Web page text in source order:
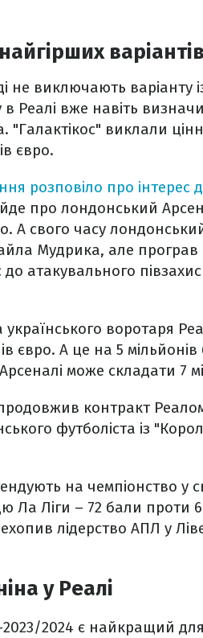
варіантів
не виключають варіанту
Реалі вже навіть
виклали
євро.
розповіло про інтерес
про лондонський
А свого часу
Мудрика, але програв
атакувального
українського воротаря
євро. А це на 5 мільйонів
може складати 7
контракт
футболіста із
на чемпіонство у
Ла Ліги – 72 бали проти
лідерство АПЛ у
у Реалі
2024 є найкращий для